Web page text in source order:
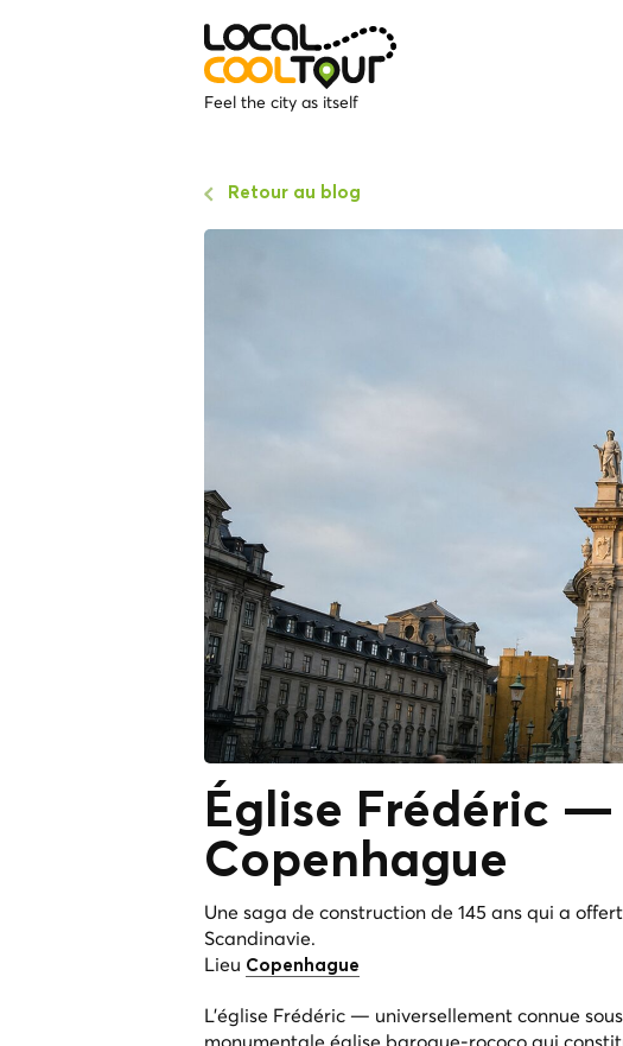
Feel the city as itself
Retour au blog
Église Frédéric —
Copenhague
Une saga de construction de 145 ans qui a
Scandinavie.
Lieu Copenhague
L'église Frédéric — universellement connue
monumentale église baroque-rococo qui